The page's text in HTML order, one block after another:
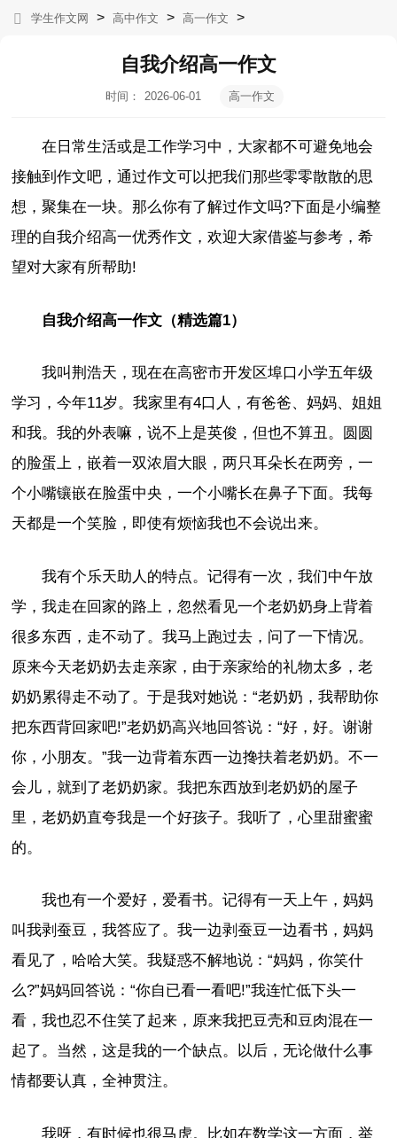
学生作文网 > 高中作文 > 高一作文 >
自我介绍高一作文
时间：
2026-06-01
高一作文
在日常生活或是工作学习中，大家都不可避免地会
接触到作文吧，通过作文可以把我们那些零零散散的思
想，聚集在一块。那么你有了解过作文吗?下面是小编整
理的自我介绍高一优秀作文，欢迎大家借鉴与参考，希
望对大家有所帮助!
自我介绍高一作文（精选篇1）
我叫荆浩天，现在在高密市开发区埠口小学五年级
学习，今年11岁。我家里有4口人，有爸爸、妈妈、姐姐
和我。我的外表嘛，说不上是英俊，但也不算丑。圆圆
的脸蛋上，嵌着一双浓眉大眼，两只耳朵长在两旁，一
个小嘴镶嵌在脸蛋中央，一个小嘴长在鼻子下面。我每
天都是一个笑脸，即使有烦恼我也不会说出来。
我有个乐天助人的特点。记得有一次，我们中午放
学，我走在回家的路上，忽然看见一个老奶奶身上背着
很多东西，走不动了。我马上跑过去，问了一下情况。
原来今天老奶奶去走亲家，由于亲家给的礼物太多，老
奶奶累得走不动了。于是我对她说：“老奶奶，我帮助你
把东西背回家吧!”老奶奶高兴地回答说：“好，好。谢谢
你，小朋友。”我一边背着东西一边搀扶着老奶奶。不一
会儿，就到了老奶奶家。我把东西放到老奶奶的屋子
里，老奶奶直夸我是一个好孩子。我听了，心里甜蜜蜜
的。
我也有一个爱好，爱看书。记得有一天上午，妈妈
叫我剥蚕豆，我答应了。我一边剥蚕豆一边看书，妈妈
看见了，哈哈大笑。我疑惑不解地说：“妈妈，你笑什
么?”妈妈回答说：“你自已看一看吧!”我连忙低下头一
看，我也忍不住笑了起来，原来我把豆壳和豆肉混在一
起了。当然，这是我的一个缺点。以后，无论做什么事
情都要认真，全神贯注。
我呀，有时候也很马虎。比如在数学这一方面，举